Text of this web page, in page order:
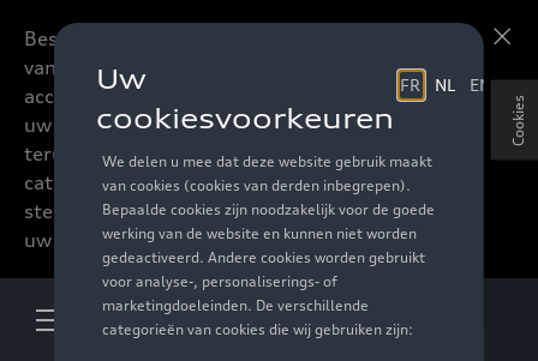
Beste accessoires-lovers,
vanaf nu kan u het hele
accessoire assortiment van
uw favoriete merk
terugvinden in de online
catalogus. Deze kunnen
steeds besteld worden via
uw verdeler.
Cookies